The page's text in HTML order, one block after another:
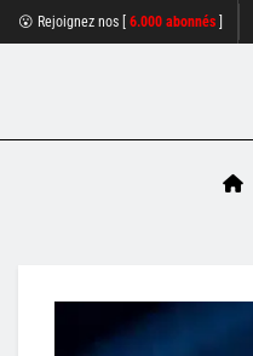
😮 Rejoignez nos [ 6.000 abonnés